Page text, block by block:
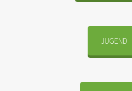
JUGEND